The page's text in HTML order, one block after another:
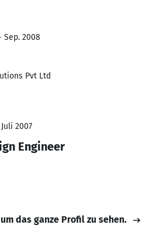
Sep. 2008
Pvt Ltd
2007
Engineer
das ganze Profil zu sehen.